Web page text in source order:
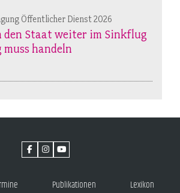
Öffentlicher Dienst 2026
den Staat weiter im Sinkflug
handeln
Publikationen Lexikon